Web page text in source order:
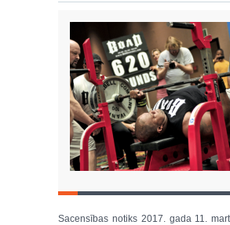
Sacensības notiks 2017. gada 11.